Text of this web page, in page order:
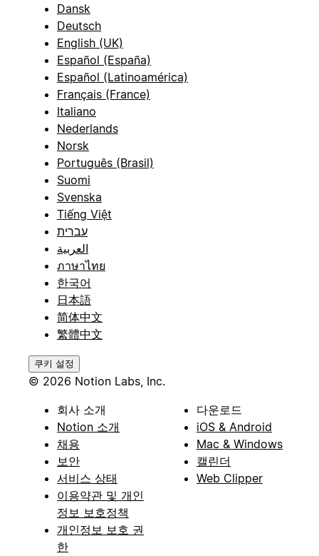
Dansk
Deutsch
English (UK)
Español (España)
Español (Latinoamérica)
Français (France)
Italiano
Nederlands
Norsk
Português (Brasil)
Suomi
Svenska
Tiếng Việt
עברית
العربية
ภาษาไทย
한국어
日本語
简体中文
繁體中文
쿠키 설정
© 2026 Notion Labs, Inc.
회사 소개
Notion 소개
채용
보안
서비스 상태
이용약관 및 개인
정보 보호정책
개인정보 보호 권
한
다운로드
iOS & Android
Mac & Windows
캘린더
Web Clipper